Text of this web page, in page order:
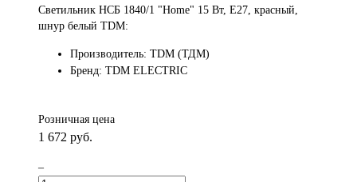
Светильник НСБ 1840/1 "Home" 15 Вт, Е27, красный,
шнур белый TDM:
Производитель: TDM (ТДМ)
Бренд: TDM ELECTRIC
Розничная цена
1 672 руб.
–